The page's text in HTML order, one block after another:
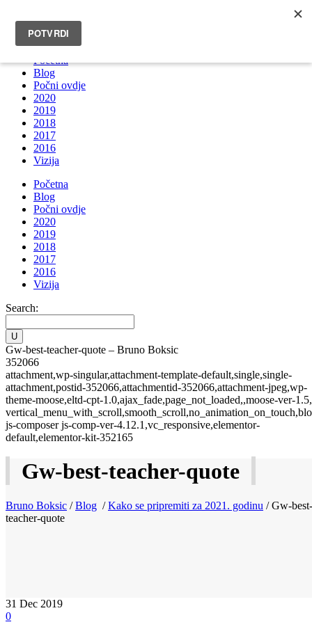
INFO@BRUNOBOKSIC.COM
Početna
Blog
Počni ovdje
2020
2019
2018
2017
2016
Vizija
Početna
Blog
Počni ovdje
2020
2019
2018
2017
2016
Vizija
Search:
Gw-best-teacher-quote – Bruno Boksic
352066
attachment,wp-singular,attachment-template-default,single,single-
attachment,postid-352066,attachmentid-352066,attachment-jpeg,wp-
theme-moose,eltd-cpt-1.0,ajax_fade,page_not_loaded,,moose-ver-1.5,
js-composer js-comp-ver-4.12.1,vc_responsive,elementor-
default,elementor-kit-352165
Gw-best-teacher-quote
Bruno Boksic /Blog /Kako se pripremiti za 2021. godinu /Gw-best-
teacher-quote
31 Dec 2019
0